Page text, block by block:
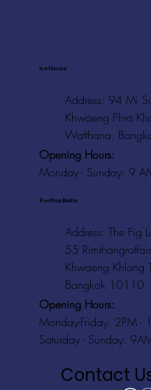
Ice House
Address: 94 Mi
Khwaeng Phra
Watthana,
Opening Hours:
Monday - Sunday: 9
Rooftop Baths
Address: The Fig
55
Khwaeng Khlong
Bangkok 10110
Opening Hours:
Monday-Friday: 2PM -
Saturday - Sunday:
Contact